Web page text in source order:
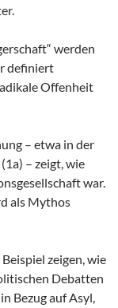
werden
definiert
Offenheit
– etwa in der
– zeigt, wie
war.
als Mythos
zeigen, wie
Debatten
Bezug auf Asyl,